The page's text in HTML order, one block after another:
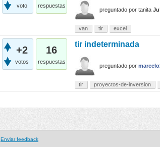
voto respuestas
preguntado por tanita
van tir excel
+2
votos
16
respuestas
tir indeterminada
preguntado por
tir proyectos-de-inversion
Enviar feedback